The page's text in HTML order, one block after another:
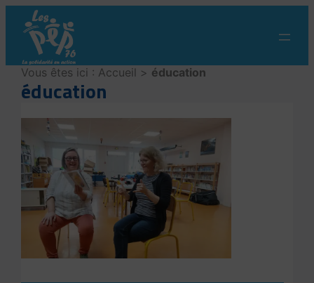
contenu
Vous êtes ici : Accueil > éducation
éducation